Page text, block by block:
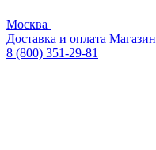
Москва
Доставка и оплата
8 (800) 351-29-81